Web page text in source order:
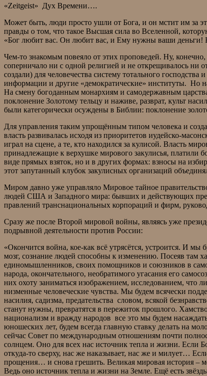
«Zeitgeist» Дух Времени….
Может быть, люди просто ушли от Бога, и он мстит им за
правды о том, что такое Высшая сила во Вселенной,
«Бог любит вас. Он любит вас, и Ему нужны ваши деньги!
Чем-то знакомым повеяло от этих проповедей. Ну,
соперничало ни с одной религией и не открещивалось ни
создали) для человечества систему тотального
информации и другие «демократические» институты. Но
На смену богоданным монархиям и самодержавным
поклонение Золотому тельцу и наживе, разврат, культ
были категорически осуждены в Библии: поклонение
Для управления таким упрощённым типом человека и
власть развивалась исходя из приоритетов иудейско-
играл на сцене, а те, кто находился за кулисой. Власть
принадлежащие к верхушке мирового закулисья, платили
виде прямых взяток, но и в других формах: взносы на
этот запутанный клубок закулисных организаций
Миром давно уже управляло Мировое тайное
людей США и Западного мира: бывших и действующих
правлений транснациональных корпораций и фирм,
Сразу же после Второй мировой войны, являясь уже
подрывной деятельности против России:
«Окончится война, кое-как всё утрясётся, устроится. И
мозг, сознание людей способны к изменению. Посеяв там
единомышленников, своих помощников и союзников в
народа, окончательного, необратимого угасания его
них охоту заниматься изображением, исследованием, что
низменные человеческие чувства. Мы будем всячески
насилия, садизма, предательства словом, всякой
станут нужны, превратятся в пережиток прошлого.
национализм и вражду народов все это мы будем
юношеских лет, будем всегда главную ставку делать на
сейчас Совет по международным отношениям почти
солнцем. Оно для всех нас источник тепла и жизни. Если
откуда-то сверху, нас же наказывает, нас же и милует…
прощения… и снова грешить. Великая мировая история –
Ведь оно источник тепла и жизни на Земле. Ещё есть